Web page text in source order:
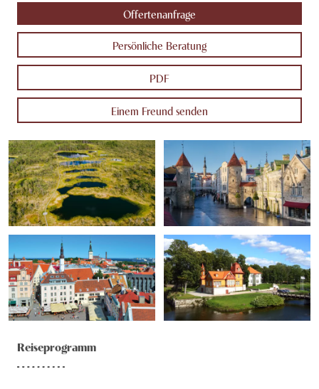
Offertenanfrage
Persönliche Beratung
PDF
Einem Freund senden
Reiseprogramm